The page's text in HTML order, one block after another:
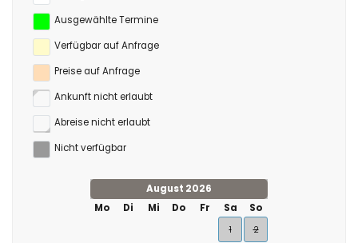
Ausgewählte Termine
Verfügbar auf Anfrage
Preise auf Anfrage
Ankunft nicht erlaubt
Abreise nicht erlaubt
Nicht verfügbar
August 2026
Mo
Di Mi Do Fr Sa
So
1
2